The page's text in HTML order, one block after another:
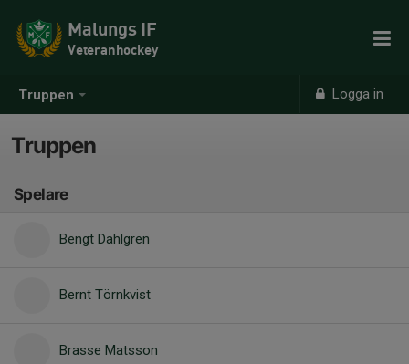
Truppen Logga in
Malungs IF
Veteranhockey
Truppen
Spelare
Bengt Dahlgren
Bernt Törnkvist
Brasse Matsson